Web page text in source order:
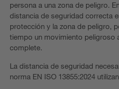
persona a una zona de peligro.
distancia de seguridad correcta
protección y la zona de peligro,
tiempo un movimiento peligroso
complete.
La distancia de seguridad
norma EN ISO 13855:2024